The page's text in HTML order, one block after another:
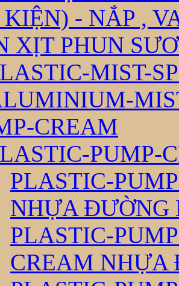
KIỆN) - NẮP ,
XỊT PHUN
MIST-
CREAM
PUMP-
PLASTIC-
NHỰA ĐƯỜNG
PLASTIC-
CREAM NHỰA